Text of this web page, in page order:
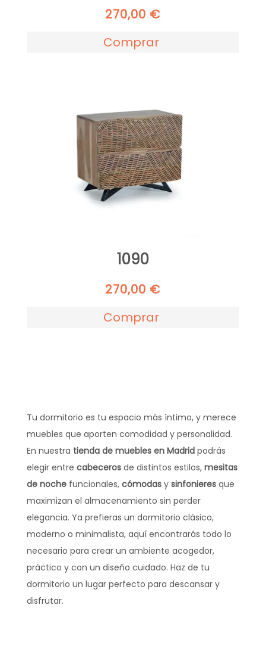
270,00 €
Comprar
1090
270,00 €
Comprar
Tu dormitorio es tu espacio más íntimo, y merece
muebles que aporten comodidad y personalidad.
En nuestra tienda de muebles en Madridpodrás
elegir entre cabecerosde distintos estilos, mesitas
de nochefuncionales, cómodasy sinfonieresque
maximizan el almacenamiento sin perder
elegancia. Ya prefieras un dormitorio clásico,
moderno o minimalista, aquí encontrarás todo lo
necesario para crear un ambiente acogedor,
práctico y con un diseño cuidado. Haz de tu
dormitorio un lugar perfecto para descansar y
disfrutar.